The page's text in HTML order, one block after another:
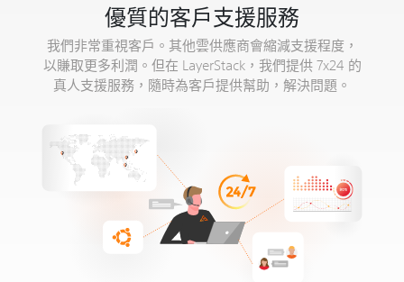
優質的客戶支援服務
我們非常重視客戶。其他雲供應商會縮減支援程度，
以賺取更多利潤。但在 LayerStack，我們提供 7x24 的
真人支援服務，隨時為客戶提供幫助，解決問題。